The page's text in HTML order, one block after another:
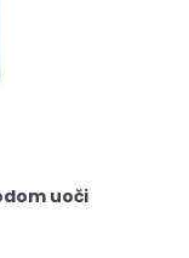
uoči